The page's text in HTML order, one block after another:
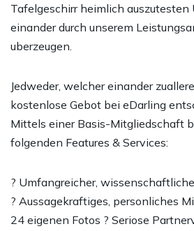
Tafelgeschirr heimlich auszutesten
einander durch unserem
uberzeugen.
Jedweder, welcher einander
kostenlose Gebot bei eDarling
Mittels einer Basis-Mitgliedschaft
folgenden Features & Services:
? Umfangreicher,
? Aussagekraftiges, personliches
24 eigenen Fotos ? Seriose